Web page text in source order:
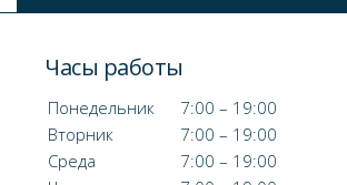
Часы работы
Понедельник
7:00 – 19:00
Вторник
7:00 – 19:00
Среда
7:00 – 19:00